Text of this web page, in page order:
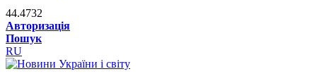
44.4732
Авторизація
Пошук
RU